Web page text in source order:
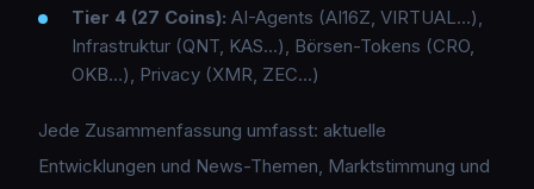
Tier 4 (27 Coins): AI-Agents (AI16Z, VIRTUAL…),
Infrastruktur (QNT, KAS…), Börsen-Tokens (CRO,
OKB…), Privacy (XMR, ZEC…)
Jede Zusammenfassung umfasst: aktuelle
Entwicklungen und News-Themen, Marktstimmung und